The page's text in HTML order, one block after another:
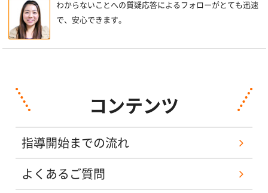
わからないことへの質疑応答によるフォローがとても迅速
で、安心できます。
コンテンツ
指導開始までの流れ
よくあるご質問